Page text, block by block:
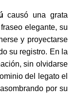
causó una grata
elegante, su
y proyectarse
su registro. En la
sin olvidarse
del legato el
por su